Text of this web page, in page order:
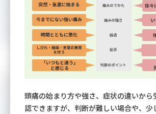
頭痛の始まり方や強さ、症状の違いから
認できますが、判断が難しい場合や、少